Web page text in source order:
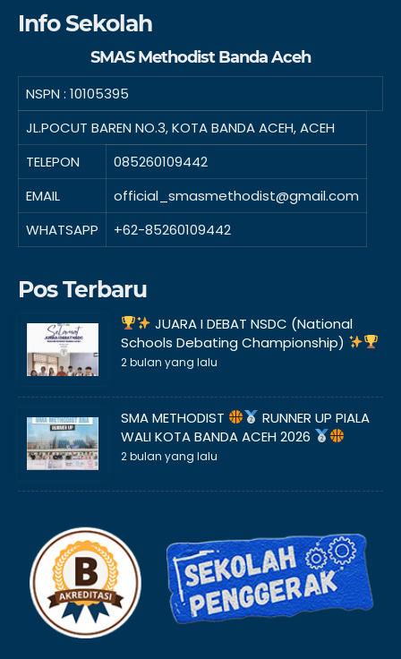
Info Sekolah
SMAS Methodist Banda Aceh
NSPN : 10105395
JL.POCUT BAREN NO.3, KOTA BANDA ACEH, ACEH
TELEPON
085260109442
EMAIL
official_smasmethodist@gmail.com
WHATSAPP
+62-85260109442
Pos Terbaru
JUARA I DEBAT NSDC (National
Schools Debating Championship)
2 bulan yang lalu
SMA METHODIST
RUNNER UP PIALA
WALI KOTA BANDA ACEH 2026
2 bulan yang lalu